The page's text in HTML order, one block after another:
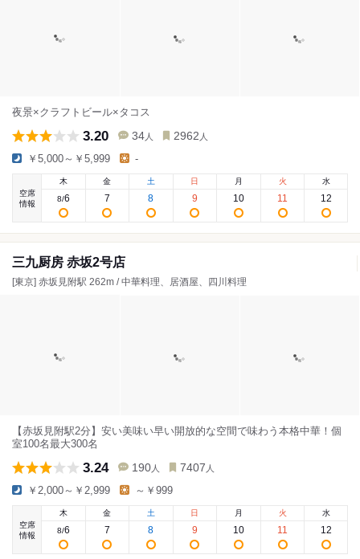
夜景×クラフトビール×タコス
3.20 34 人 2962 人
￥5,000～￥5,999 -
空席
情報
木
8/6
金
7
土
8
日
9
月
10
火
11
水
12
三九厨房 赤坂2号店
[東京] 赤坂見附駅 262m / 中華料理、居酒屋、四川料理
【赤坂見附駅2分】安い美味い早い開放的な空間で味わう本格中華！個
室100名最大300名
3.24 190 人 7407 人
￥2,000～￥2,999 ～￥999
空席
情報
木
8/6
金
7
土
8
日
9
月
10
火
11
水
12